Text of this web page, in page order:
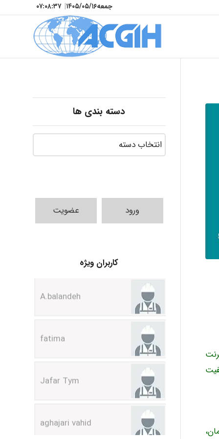
جمعه۱۴۰۵/۰۵/۱۶| ۰۷:۰۸:۳۸
دسته بندی ها
ورود عضویت
کاربران ویژهA.balandeh